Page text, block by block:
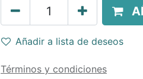
Añadir a lista de deseos
Términos y condiciones